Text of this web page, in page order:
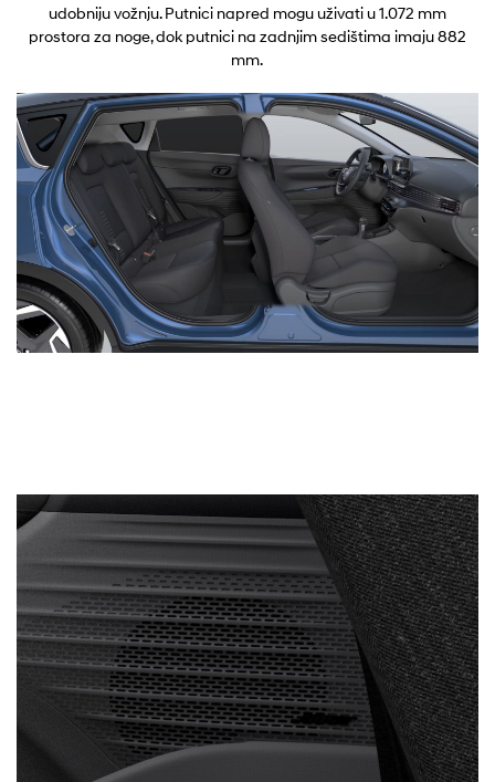
udobniju vožnju. Putnici napred mogu uživati u 1.072 mm
prostora za noge, dok putnici na zadnjim sedištima imaju 882
mm.